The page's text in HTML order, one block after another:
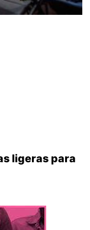
ligeras para